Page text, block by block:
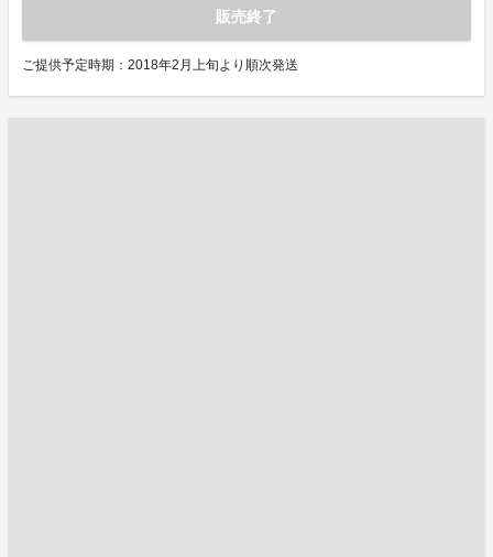
販売終了
ご提供予定時期：2018年2月上旬より順次発送